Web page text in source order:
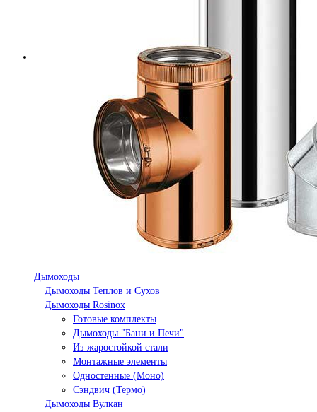
Дымоходы
Дымоходы Теплов и Сухов
Дымоходы Rosinox
Готовые комплекты
Дымоходы "Бани и Печи"
Из жаростойкой стали
Монтажные элементы
Одностенные (Моно)
Сэндвич (Термо)
Дымоходы Вулкан